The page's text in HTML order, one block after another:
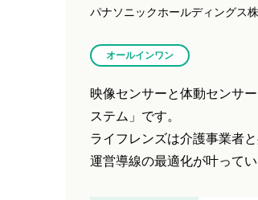
パナソニックホールディングス
オールインワン
映像センサーと体動センサ
ステム」です。
ライフレンズは介護事業者
運営導線の最適化が叶って